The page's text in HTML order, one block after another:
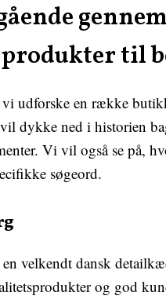
til
udforske en række
dykke ned i historien
Vi vil også se på,
søgeord.
velkendt dansk
og god